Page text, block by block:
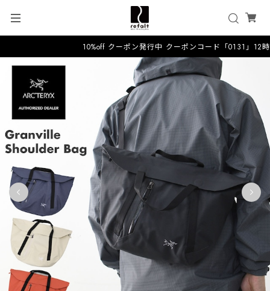
10%off クーポン発行中 クーポンコード「0131」12